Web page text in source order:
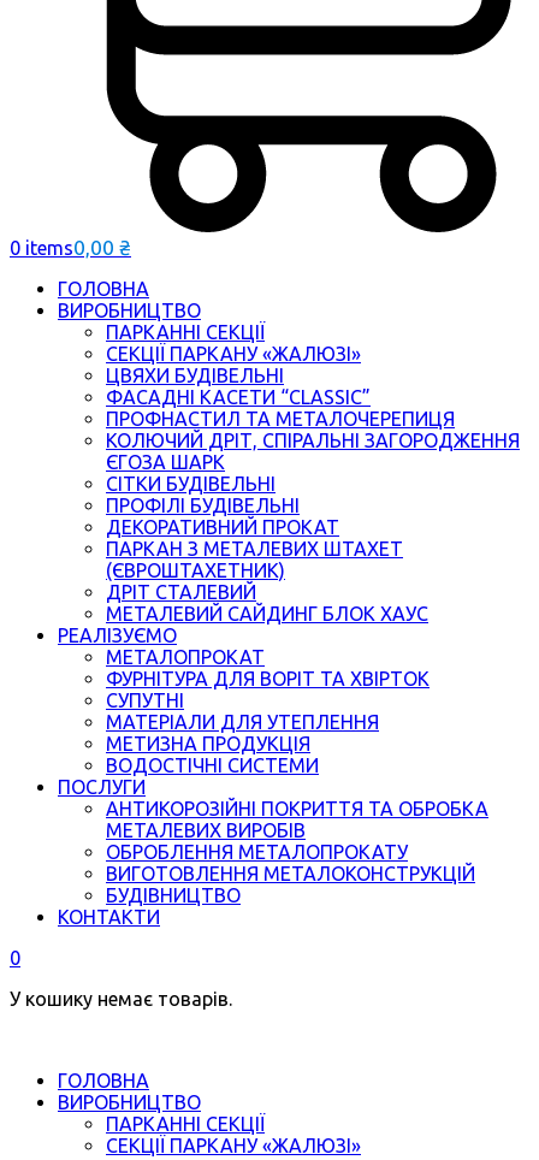
0 items0,00 ₴
ГОЛОВНА
ВИРОБНИЦТВО
ПАРКАННІ СЕКЦІЇ
СЕКЦІЇ ПАРКАНУ «ЖАЛЮЗІ»
ЦВЯХИ БУДІВЕЛЬНІ
ФАСАДНІ КАСЕТИ “CLASSIC”
ПРОФНАСТИЛ ТА МЕТАЛОЧЕРЕПИЦЯ
КОЛЮЧИЙ ДРІТ, СПІРАЛЬНІ ЗАГОРОДЖЕННЯ
ЄГОЗА ШАРК
СІТКИ БУДІВЕЛЬНІ
ПРОФІЛІ БУДІВЕЛЬНІ
ДЕКОРАТИВНИЙ ПРОКАТ
ПАРКАН З МЕТАЛЕВИХ ШТАХЕТ
(ЄВРОШТАХЕТНИК)
ДРІТ СТАЛЕВИЙ
МЕТАЛЕВИЙ САЙДИНГ БЛОК ХАУС
РЕАЛІЗУЄМО
МЕТАЛОПРОКАТ
ФУРНІТУРА ДЛЯ ВОРІТ ТА ХВІРТОК
СУПУТНІ
МАТЕРІАЛИ ДЛЯ УТЕПЛЕННЯ
МЕТИЗНА ПРОДУКЦІЯ
ВОДОСТІЧНІ СИСТЕМИ
ПОСЛУГИ
АНТИКОРОЗІЙНІ ПОКРИТТЯ ТА ОБРОБКА
МЕТАЛЕВИХ ВИРОБІВ
ОБРОБЛЕННЯ МЕТАЛОПРОКАТУ
ВИГОТОВЛЕННЯ МЕТАЛОКОНСТРУКЦІЙ
БУДІВНИЦТВО
КОНТАКТИ
0
У кошику немає товарів.
ГОЛОВНА
ВИРОБНИЦТВО
ПАРКАННІ СЕКЦІЇ
СЕКЦІЇ ПАРКАНУ «ЖАЛЮЗІ»